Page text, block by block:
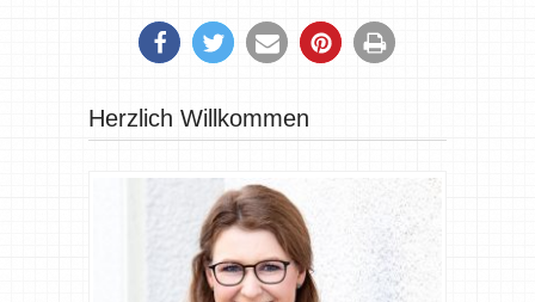
Herzlich Willkommen